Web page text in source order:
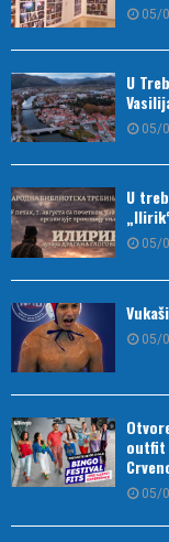
05/
U
05/
U
05/
05/
outfit
05/